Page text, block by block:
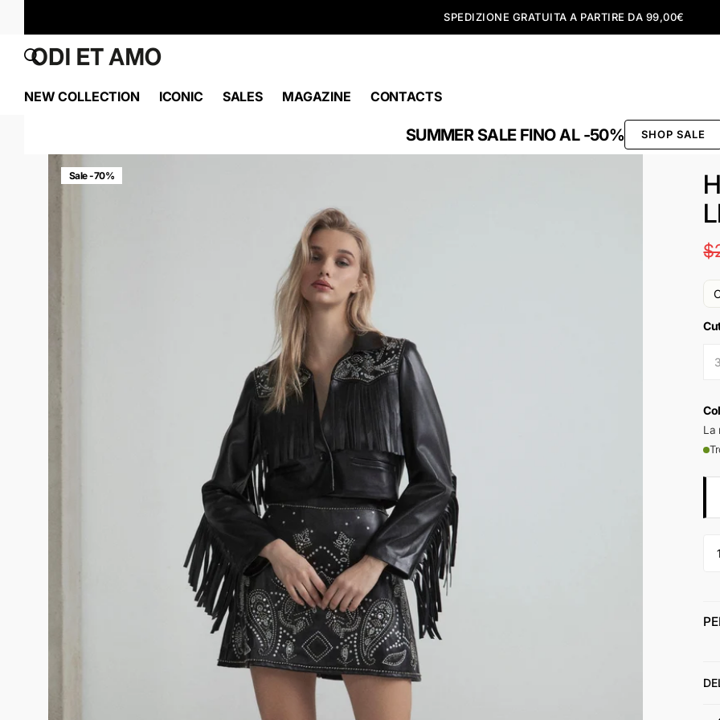
SPEDIZIONE GRATUITA A PARTIRE DA 99,00€
NEW COLLECTION ICONIC SALES MAGAZINE CONTACTS
SUMMER SALE FINO AL -50% SHOP SALE
Sale -70%
La